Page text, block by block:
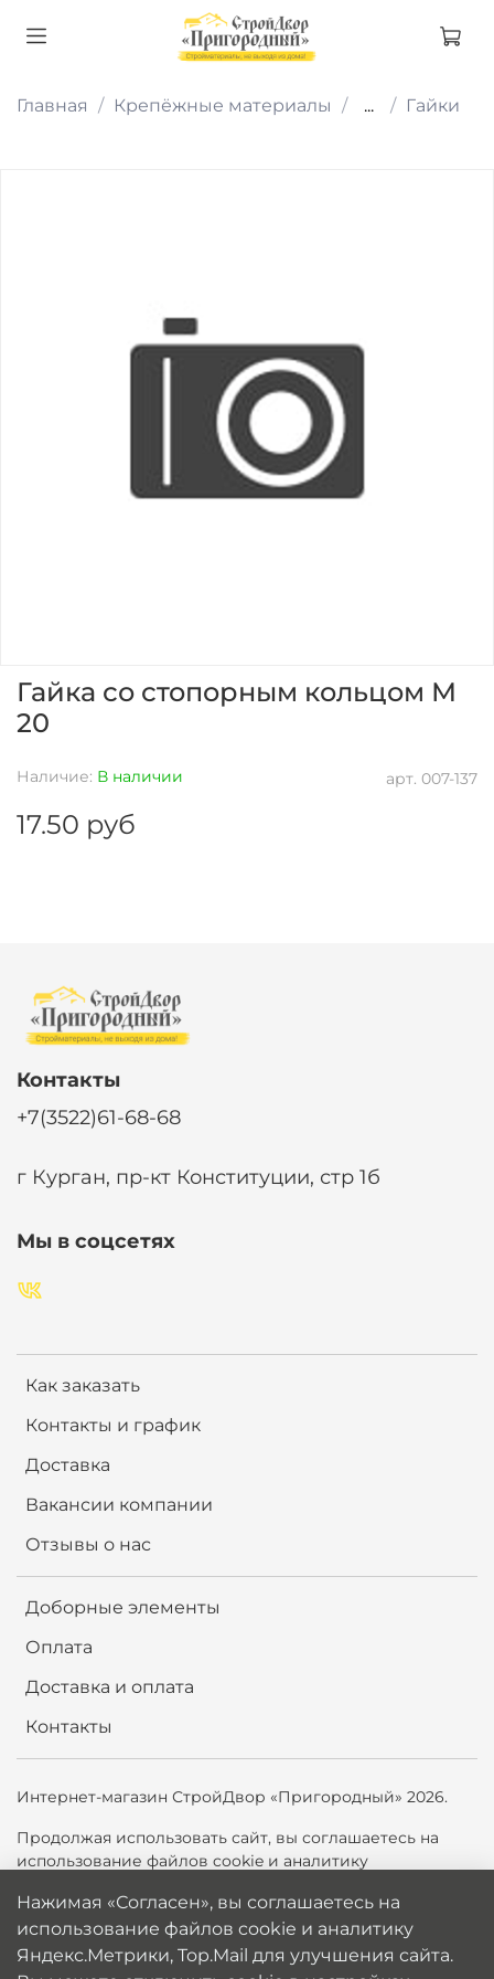
Главная Крепёжные материалы ... Гайки
арт. 007-137
Наличие: В наличии
Гайка со стопорным кольцом М
20
17.50 руб
Как заказать
Контакты и график
Доставка
Вакансии компании
Отзывы о нас
Доборные элементы
Оплата
Доставка и оплата
Контакты
Контакты
+7(3522)61-68-68
г Курган, пр-кт Конституции, стр 1б
Мы в соцсетях
Интернет-магазин СтройДвор «Пригородный» 2026.
Продолжая использовать сайт, вы соглашаетесь на
использование файлов cookie и аналитику
можете отключить cookie в настройках браузера.
Политика обработки персональных данных
Нажимая «Согласен», вы соглашаетесь на
использование файлов cookie и аналитику
Яндекс.Метрики, Top.Mail для улучшения сайта.